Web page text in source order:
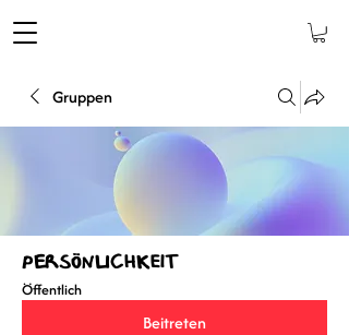
Gruppen
Persönlichkeit
Öffentlich
Beitreten